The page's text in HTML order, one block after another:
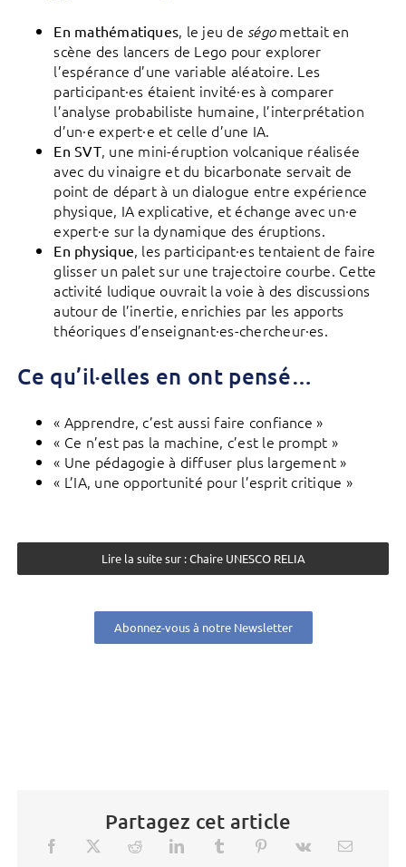
En mathématiques, le jeu de ségomettait en
scène des lancers de Lego pour explorer
l’espérance d’une variable aléatoire. Les
participant·es étaient invité·es à comparer
l’analyse probabiliste humaine, l’interprétation
d’un·e expert·e et celle d’une IA.
En SVT, une mini-éruption volcanique réalisée
avec du vinaigre et du bicarbonate servait de
point de départ à un dialogue entre expérience
physique, IA explicative, et échange avec un·e
expert·e sur la dynamique des éruptions.
En physique, les participant·es tentaient de faire
glisser un palet sur une trajectoire courbe. Cette
activité ludique ouvrait la voie à des discussions
autour de l’inertie, enrichies par les apports
théoriques d’enseignant·es-chercheur·es.
Ce qu’il·elles en ont pensé…
« Apprendre, c’est aussi faire confiance »
« Ce n’est pas la machine, c’est le prompt »
« Une pédagogie à diffuser plus largement »
« L’IA, une opportunité pour l’esprit critique »
Lire la suite sur : Chaire UNESCO RELIA
Abonnez-vous à notre Newsletter
Partagez cet article